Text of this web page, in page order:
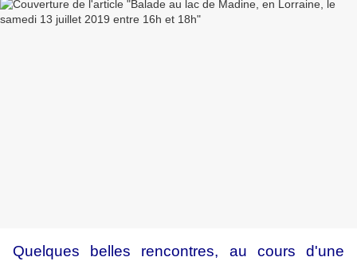
Quelques belles rencontres, au cours d'une